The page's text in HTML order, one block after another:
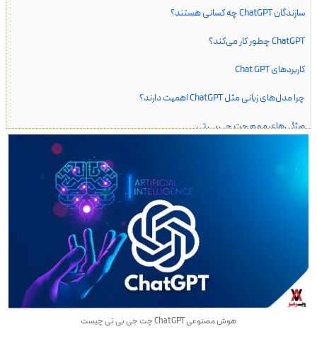
سازندگان ChatGPT چه کسانی هستند؟
ChatGPT چطور کار می‌کند؟
کاربردهای Chat GPT
چرا مدل‌های زبانی مثل ChatGPT اهمیت دارند؟
ویژگی‌های مهم چت جی پی تی
جمع بندی
هوش مصنوعی ChatGPT چت جی بی تی چیست